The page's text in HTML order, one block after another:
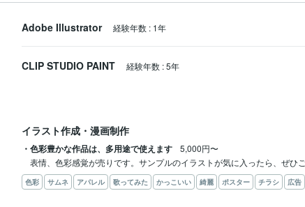
Adobe Illustrator 経験年数 : 1年
CLIP STUDIO PAINT 経験年数 :5年
イラスト作成・漫画制作
・色彩豊かな作品は、多用途で使えます
5,000円〜
表情、色彩感覚が売りです。サンプルのイラストが気に入ったら、ぜ
色彩 サムネ アパレル 歌ってみた かっこいい 綺麗 ポスター チラシ 広告